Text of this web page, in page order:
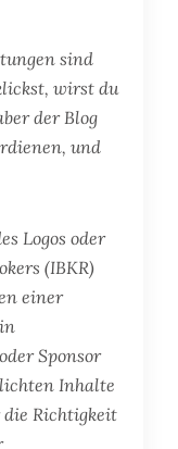
sind
wirst du
der Blog
und
Logos oder
(IBKR)
einer
Sponsor
Inhalte
Richtigkeit